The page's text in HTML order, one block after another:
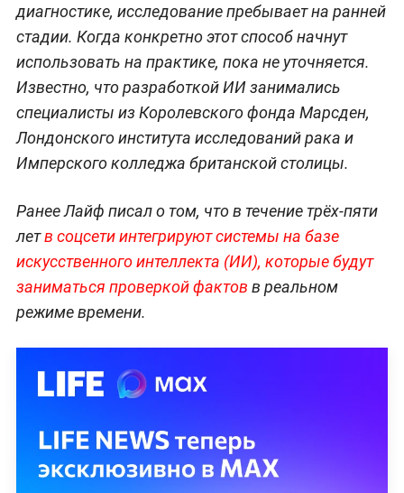
диагностике, исследование пребывает на ранней
стадии. Когда конкретно этот способ начнут
использовать на практике, пока не уточняется.
Известно, что разработкой ИИ занимались
специалисты из Королевского фонда Марсден,
Лондонского института исследований рака и
Имперского колледжа британской столицы.
Ранее Лайф писал о том, что в течение трёх-пяти
летв соцсети интегрируют системы на базе
искусственного интеллекта (ИИ), которые будут
заниматься проверкой фактов в реальном
режиме времени.